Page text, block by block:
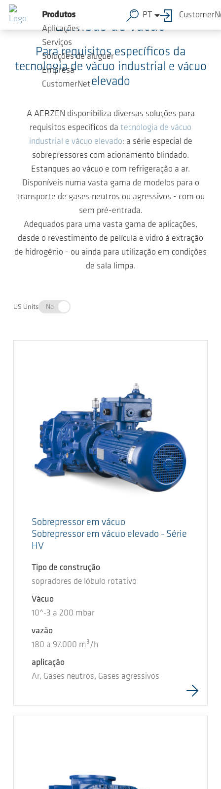
Ir para o conteúdo principal
Produtos
Aplicações
Serviços
Soluções de aluguer
Empresa
CustomerNet
PT
Bombas de vácuo
Para requisitos específicos da
tecnologia de vácuo industrial e vácuo
elevado
A AERZEN disponibiliza diversas soluções para
requisitos específicos da tecnologia de vácuo
industrial e vácuo elevado: a série especial de
sobrepressores com acionamento blindado.
Estanques ao vácuo e com refrigeração a ar.
Disponíveis numa vasta gama de modelos para o
transporte de gases neutros ou agressivos - com ou
sem pré-entrada.
Adequados para uma vasta gama de aplicações,
desde o revestimento de película e vidro à extração
de hidrogênio - ou ainda para utilização em condições
de sala limpa.
US Units No
Sobrepressor em vácuo
Sobrepressor em vácuo elevado - Série
HV
Tipo de construção
sopradores de lóbulo rotativo
Vácuo
10^-3 a 200 mbar
vazão
180 a 97.000 m 3 /h
aplicação
Ar, Gases neutros, Gases agressivos